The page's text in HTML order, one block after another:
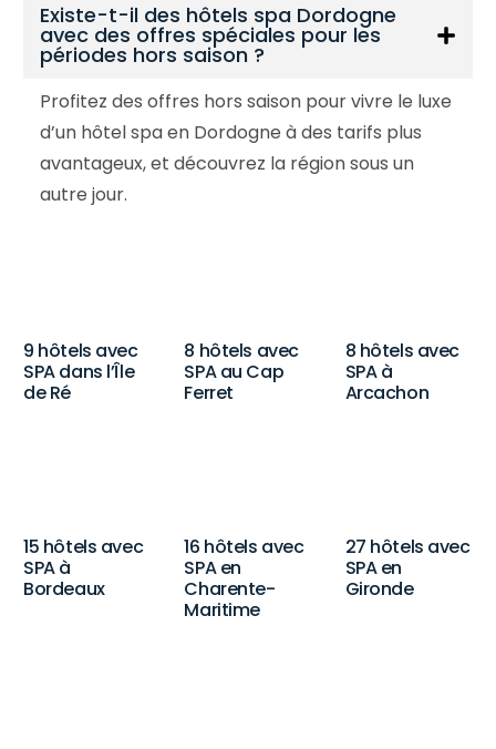
Existe-t-il des hôtels spa Dordogne
avec des offres spéciales pour les
périodes hors saison ?
Profitez des offres hors saison pour vivre le luxe
d’un hôtel spa en Dordogne à des tarifs plus
avantageux, et découvrez la région sous un
autre jour.
9 hôtels avec
SPA dans l’Île
de Ré
8 hôtels avec
SPA au Cap
Ferret
8 hôtels avec
SPA à
Arcachon
15 hôtels avec
SPA à
Bordeaux
16 hôtels avec
SPA en
Charente-
Maritime
27 hôtels avec
SPA en
Gironde